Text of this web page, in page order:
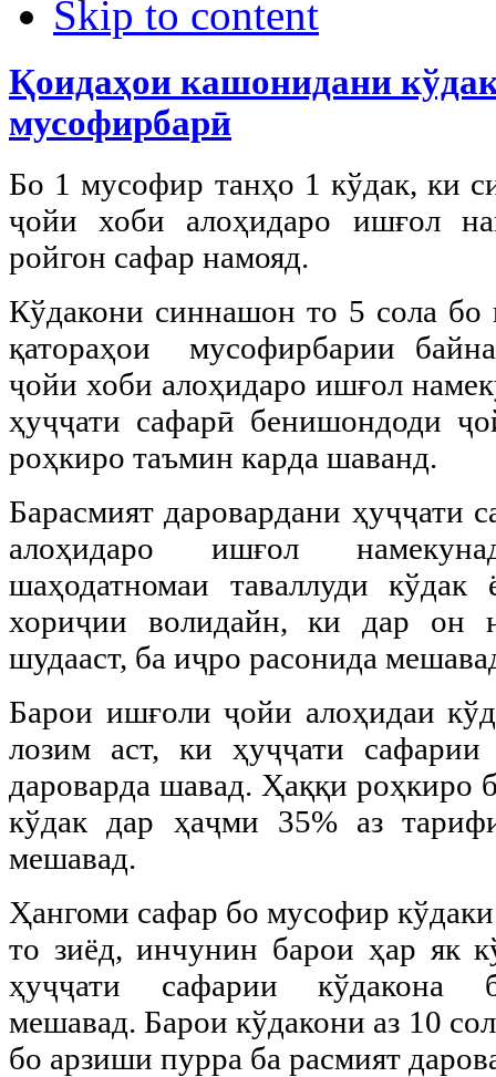
Skip to content
Қоидаҳои кашонидани
мусофирбарӣ
Бо 1 мусофир танҳо 1 кўдак, ки
ҷойи хоби алоҳидаро ишғол
ройгон сафар намояд.
Кўдакони синнашон то 5 сола бо
қатораҳои мусофирбарии
ҷойи хоби алоҳидаро ишғол
ҳуҷҷати сафарӣ бенишондоди
роҳкиро таъмин карда шаванд.
Барасмият даровардани ҳуҷҷати
алоҳидаро ишғол
шаҳодатномаи таваллуди
хориҷии волидайн, ки дар он
шудааст, ба иҷро расонида
Барои ишғоли ҷойи алоҳидаи
лозим аст, ки ҳуҷҷати сафарии
дароварда шавад. Ҳаққи роҳкиро
кўдак дар ҳаҷми 35% аз
мешавад.
Ҳангоми сафар бо мусофир
то зиёд, инчунин барои ҳар як
ҳуҷҷати сафарии кўдакона
мешавад. Барои кўдакони аз 10
бо арзиши пурра ба расмият